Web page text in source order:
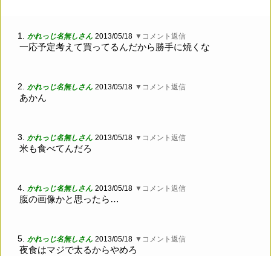
1. かれっじ名無しさん 2013/05/18 ▼コメント返信
一応予定考えて買ってるんだから勝手に焼くな
2. かれっじ名無しさん 2013/05/18 ▼コメント返信
あかん
3. かれっじ名無しさん 2013/05/18 ▼コメント返信
米も食べてんだろ
4. かれっじ名無しさん 2013/05/18 ▼コメント返信
腹の画像かと思ったら…
5. かれっじ名無しさん 2013/05/18 ▼コメント返信
夜食はマジで太るからやめろ